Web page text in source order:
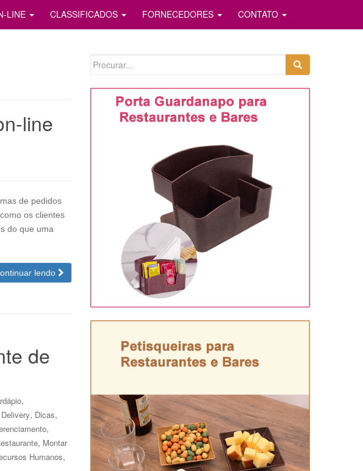
LINE CLASSIFICADOS FORNECEDORES CONTATO
line
de pedidos
os clientes
do que uma
lendo
de
,
Delivery, Dicas,
,
, Montar
Humanos,
Search